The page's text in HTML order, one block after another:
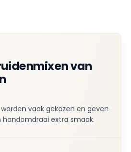
van
vaak gekozen en geven
extra smaak.